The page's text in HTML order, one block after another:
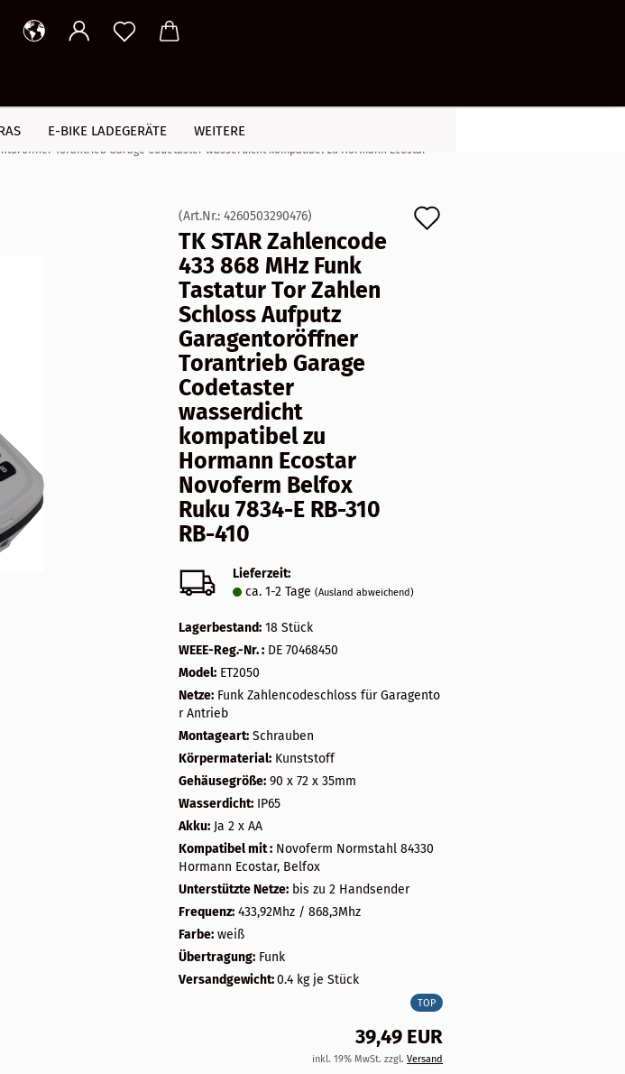
E-BIKE LADEGERÄTE WEITERE
Torantrieb Garage Codetaster wasserdicht kompatibel zu Hormann Ecostar
(Art.Nr.: 4260503290476)
TK STAR Zahlencode
433 868 MHz Funk
Tastatur Tor Zahlen
Schloss Aufputz
Garagentoröffner
Torantrieb Garage
Codetaster
wasserdicht
kompatibel zu
Hormann Ecostar
Novoferm Belfox
Ruku 7834-E RB-310
RB-410
Lieferzeit:
ca. 1-2 Tage (Ausland abweichend)
Lagerbestand: 18 Stück
WEEE-Reg.-Nr. : DE 70468450
Model: ET2050
Netze: Funk Zahlencodeschloss für Garagento
r Antrieb
Montageart: Schrauben
Körpermaterial: Kunststoff
Gehäusegröße: 90 x 72 x 35mm
Wasserdicht: IP65
Akku: Ja 2 x AA
Kompatibel mit : Novoferm Normstahl 84330
Hormann Ecostar, Belfox
Unterstützte Netze: bis zu 2 Handsender
Frequenz: 433,92Mhz / 868,3Mhz
Farbe: weiß
Übertragung: Funk
Versandgewicht:0.4kg je Stück
TOP
39,49 EUR
inkl. 19% MwSt. zzgl. Versand